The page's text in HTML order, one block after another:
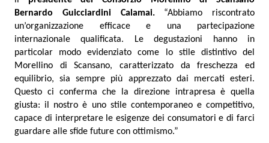
Bernardo Guicciardini Calamai.“Abbiamo riscontrato
un’organizzazione efficace e una partecipazione
internazionale qualificata. Le degustazioni hanno in
particolar modo evidenziato come lo stile distintivo del
Morellino di Scansano, caratterizzato da freschezza ed
equilibrio, sia sempre più apprezzato dai mercati esteri.
Questo ci conferma che la direzione intrapresa è quella
giusta: il nostro è uno stile contemporaneo e competitivo,
capace di interpretare le esigenze dei consumatori e di farci
guardare alle sfide future con ottimismo.”